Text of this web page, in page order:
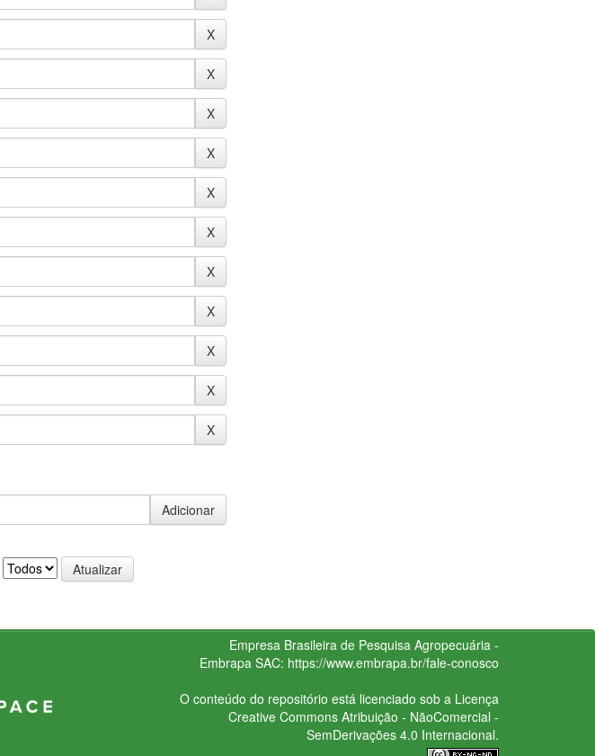
Empresa Brasileira de Pesquisa Agropecuária -
Embrapa SAC: https://www.embrapa.br/fale-conosco
O conteúdo do repositório está licenciado sob a Licença
Creative CommonsAtribuição - NãoComercial -
SemDerivações 4.0 Internacional.